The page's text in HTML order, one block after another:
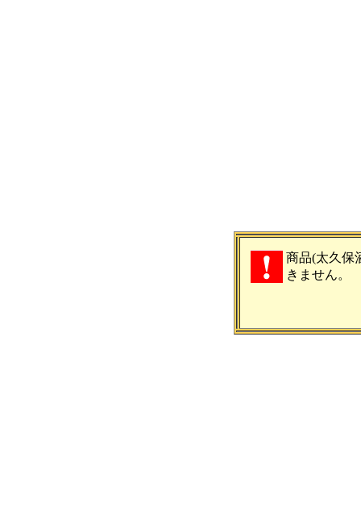
商品(太久保
きません。